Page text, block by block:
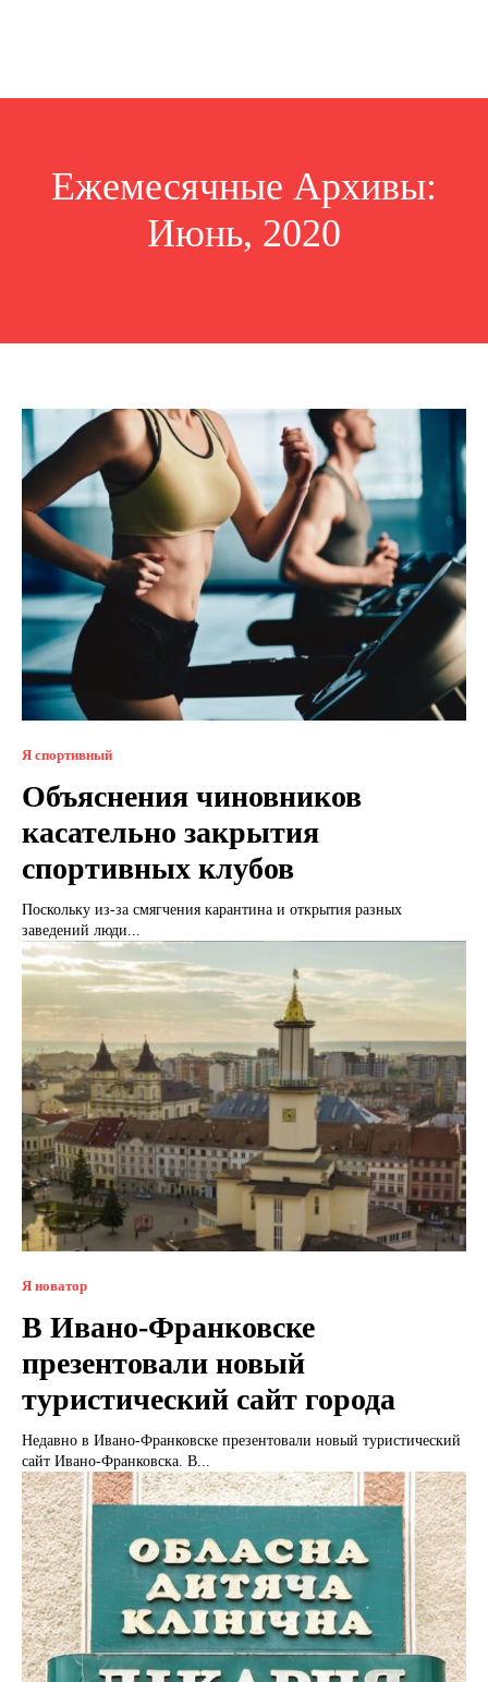
Ежемесячные Архивы:
Июнь, 2020
Я спортивный
Объяснения чиновников
касательно закрытия
спортивных клубов
Поскольку из-за смягчения карантина и открытия разных
заведений люди...
Я новатор
В Ивано-Франковске
презентовали новый
туристический сайт города
Недавно в Ивано-Франковске презентовали новый туристический
сайт Ивано-Франковска. В...